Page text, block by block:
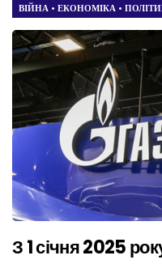
ВІЙНА • ЕКОНОМІКА •
З 1 січня 2025